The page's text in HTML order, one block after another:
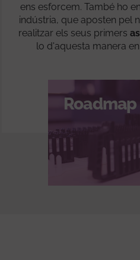
ens esforcem. També ho
indústria, que aposten pel
realitzar els seus primers
lo d'aquesta manera
Roadmap